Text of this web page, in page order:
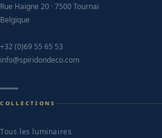
Rue Haigne 20 · 7500 Tournai
Belgique
+32 (0)69 55 65 53
info@spiridondeco.com
COLLECTIONS
Tous les luminaires